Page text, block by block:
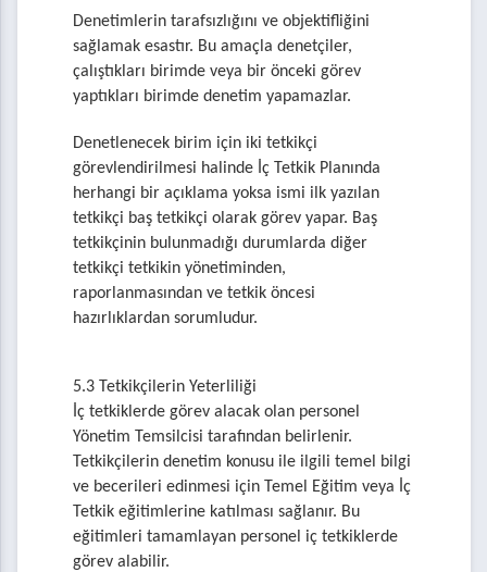
Denetimlerin tarafsızlığını ve objektifliğini
sağlamak esastır. Bu amaçla denetçiler,
çalıştıkları birimde veya bir önceki görev
yaptıkları birimde denetim yapamazlar.
Denetlenecek birim için iki tetkikçi
görevlendirilmesi halinde İç Tetkik Planında
herhangi bir açıklama yoksa ismi ilk yazılan
tetkikçi baş tetkikçi olarak görev yapar. Baş
tetkikçinin bulunmadığı durumlarda diğer
tetkikçi tetkikin yönetiminden,
raporlanmasından ve tetkik öncesi
hazırlıklardan sorumludur.
5.3 Tetkikçilerin Yeterliliği
İç tetkiklerde görev alacak olan personel
Yönetim Temsilcisi tarafından belirlenir.
Tetkikçilerin denetim konusu ile ilgili temel bilgi
ve becerileri edinmesi için Temel Eğitim veya İç
Tetkik eğitimlerine katılması sağlanır. Bu
eğitimleri tamamlayan personel iç tetkiklerde
görev alabilir.